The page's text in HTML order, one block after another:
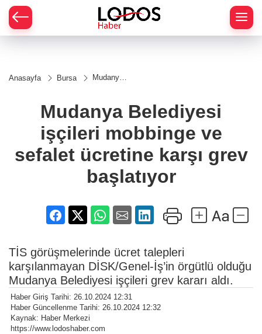
Anasayfa Bursa
Mudanya
ve sefalet
ücretine
karşı grev
başlatıyor
Mudanya Belediyesi
işçileri mobbinge ve
sefalet ücretine karşı grev
başlatıyor
TİS görüşmelerinde ücret talepleri
karşılanmayan DİSK/Genel-İş’in örgütlü olduğu
Mudanya Belediyesi işçileri grev kararı aldı.
Haber Giriş Tarihi: 26.10.2024 12:31
Haber Güncellenme Tarihi: 26.10.2024 12:32
Kaynak: Haber Merkezi
https://www.lodoshaber.com